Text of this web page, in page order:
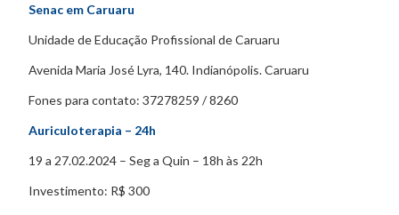
Senac em Caruaru
Unidade de Educação Profissional de Caruaru
Avenida Maria José Lyra, 140. Indianópolis. Caruaru
Fones para contato: 37278259 / 8260
Auriculoterapia – 24h
19 a 27.02.2024 – Seg a Quin – 18h às 22h
Investimento: R$ 300